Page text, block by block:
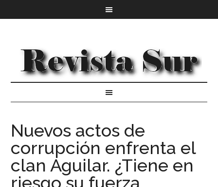
Nuevos actos de
corrupción enfrenta el
clan Aguilar. ¿Tiene en
riesgo su fuerza